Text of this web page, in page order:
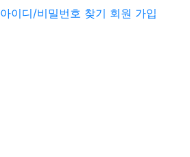
아이디/비밀번호 찾기 회원 가입